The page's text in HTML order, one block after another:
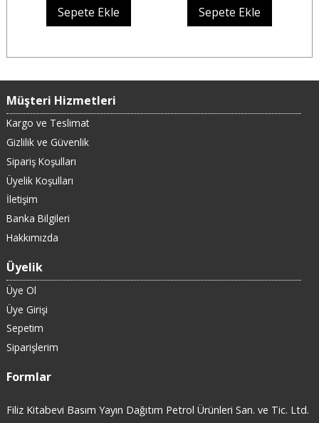
Sepete Ekle
Sepete Ekle
Müşteri Hizmetleri
Kargo ve Teslimat
Gizlilik ve Güvenlik
Sipariş Koşulları
Üyelik Koşulları
İletişim
Banka Bilgileri
Hakkımızda
Üyelik
Üye Ol
Üye Girişi
Sepetim
Siparişlerim
Formlar
Filiz Kitabevi Basım Yayın Dağıtım Petrol Ürünleri San. ve Tic. Ltd.